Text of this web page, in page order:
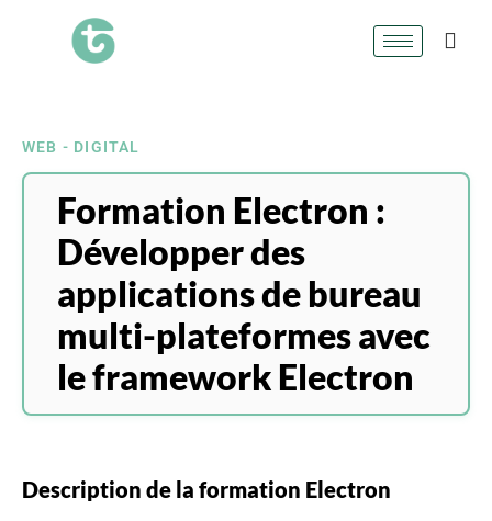
WEB - DIGITAL
Formation Electron :
Développer des
applications de bureau
multi-plateformes avec
le framework Electron
Description de la formation Electron